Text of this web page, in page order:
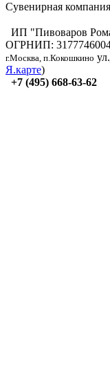
Сувенирная
ИП "Пивоваров
ОГРНИП:
г.Москва, п.Кокошкино
Я.карте)
+7 (495) 668-63-62